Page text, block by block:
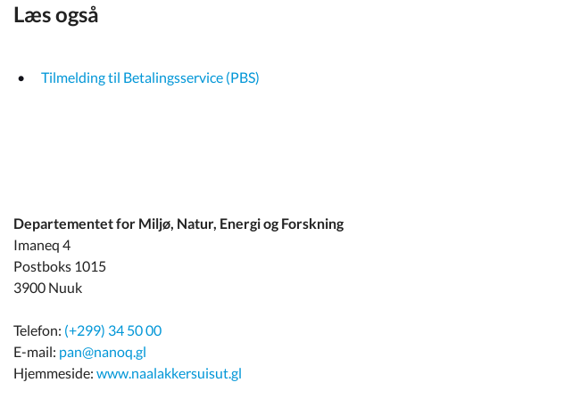
Læs også
Tilmelding til Betalingsservice (PBS)
Departementet for Miljø, Natur, Energi og Forskning
Imaneq 4
Postboks 1015
3900 Nuuk
Telefon: (+299) 34 50 00
E-mail: pan@nanoq.gl
Hjemmeside: www.naalakkersuisut.gl